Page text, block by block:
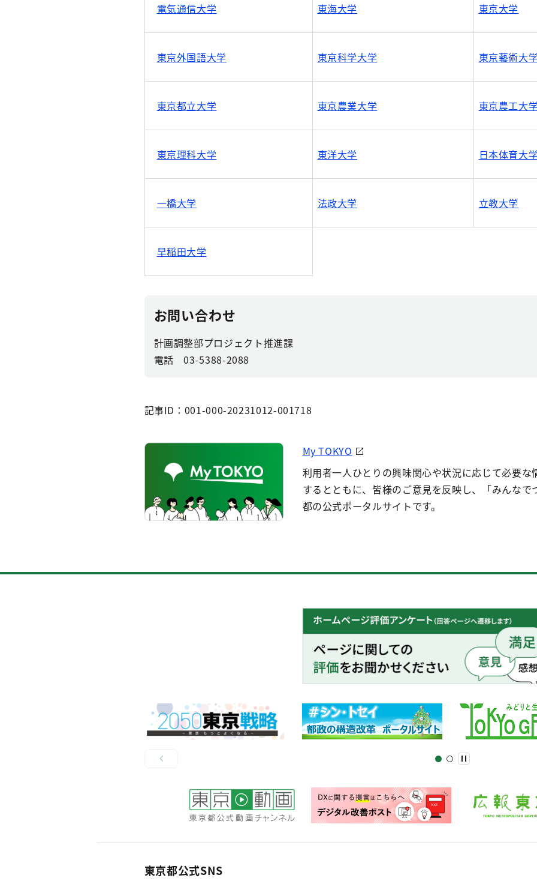
電気通信大学 東海大学 東京大学
東京外国語大学 東京科学大学 東京藝術大
東京都立大学 東京農業大学 東京農工大
東京理科大学 東洋大学 日本体育大
一橋大学 法政大学 立教大学
早稲田大学
お問い合わせ
計画調整部プロジェクト推進課
電話 03-5388-2088
記事ID：001-000-20231012-001718
My TOKYO
利用者一人ひとりの興味関心や状況に応じて必要な
するとともに、皆様のご意見を反映し、「みんなで
都の公式ポータルサイトです。
東京都公式SNS